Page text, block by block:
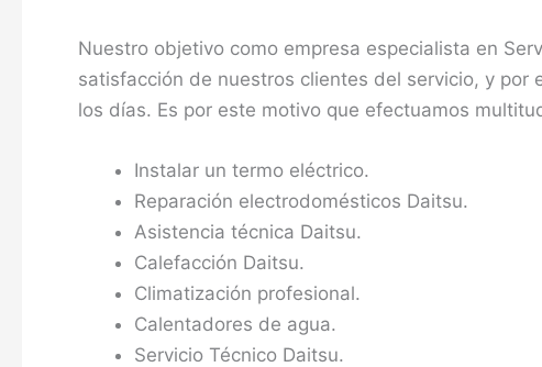
Nuestro objetivo como empresa especialista en
satisfacción de nuestros clientes del servicio, y
los días. Es por este motivo que efectuamos
Instalar un termo eléctrico.
Reparación electrodomésticos Daitsu.
Asistencia técnica Daitsu.
Calefacción Daitsu.
Climatización profesional.
Calentadores de agua.
Servicio Técnico Daitsu.